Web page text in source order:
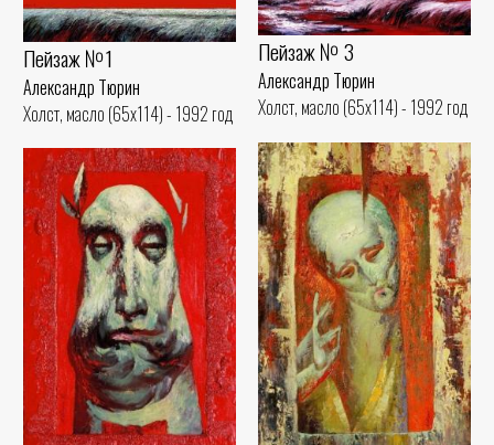
Пейзаж № 3
Александр Тюрин
Холст, масло (65x114) - 1992 год
Пейзаж №1
Александр Тюрин
Холст, масло (65x114) - 1992 год